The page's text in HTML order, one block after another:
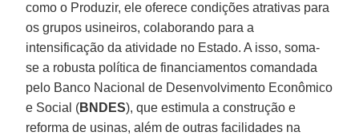
como o Produzir, ele oferece condições atrativas para
os grupos usineiros, colaborando para a
intensificação da atividade no Estado. A isso, soma-
se a robusta política de financiamentos comandada
pelo Banco Nacional de Desenvolvimento Econômico
e Social (BNDES), que estimula a construção e
reforma de usinas, além de outras facilidades na